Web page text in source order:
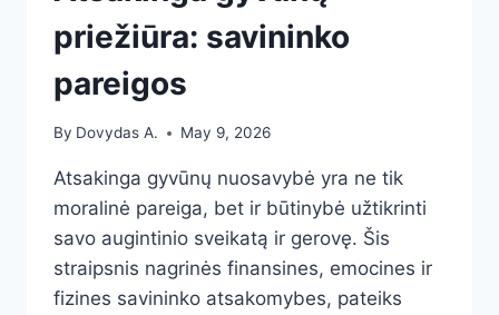
priežiūra: savininko
pareigos
By Dovydas A. May 9, 2026
Atsakinga gyvūnų nuosavybė yra ne tik
moralinė pareiga, bet ir būtinybė užtikrinti
savo augintinio sveikatą ir gerovę. Šis
straipsnis nagrinės finansines, emocines ir
fizines savininko atsakomybes, pateiks